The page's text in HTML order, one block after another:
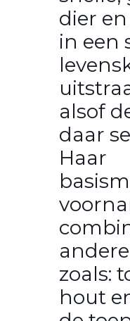
dier
in een
alsof
daar
Haar
zoals:
hout